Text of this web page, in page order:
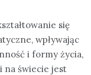
się
wpływając
i formy życia,
na świecie jest